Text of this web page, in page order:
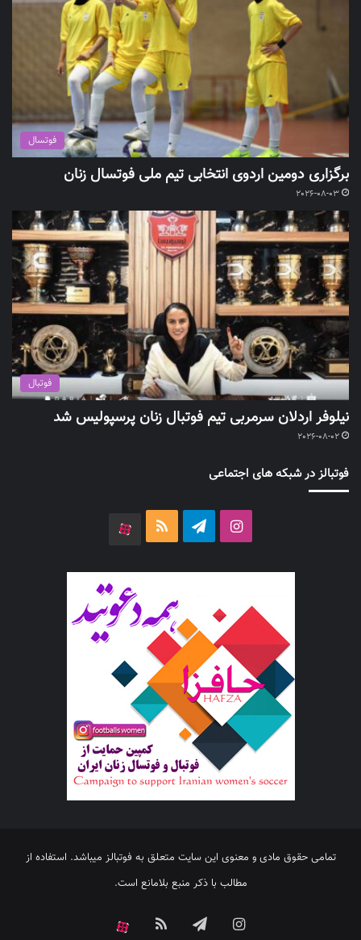
فوتسال
برگزاری دومین اردوی انتخابی تیم ملی فوتسال زنان
2026-08-03
فوتبال
نیلوفر اردلان سرمربی تیم فوتبال زنان پرسپولیس شد
2026-08-02
فوتبالز در شبکه های اجتماعی
اینستاگرامتلگرام خوراک
تمامی حقوق مادی و معنوی این سایت متعلق به فوتبالز میباشد. استفاده از
مطالب با ذکر منبع بلامانع است.
اینستاگرامتلگرام خوراک